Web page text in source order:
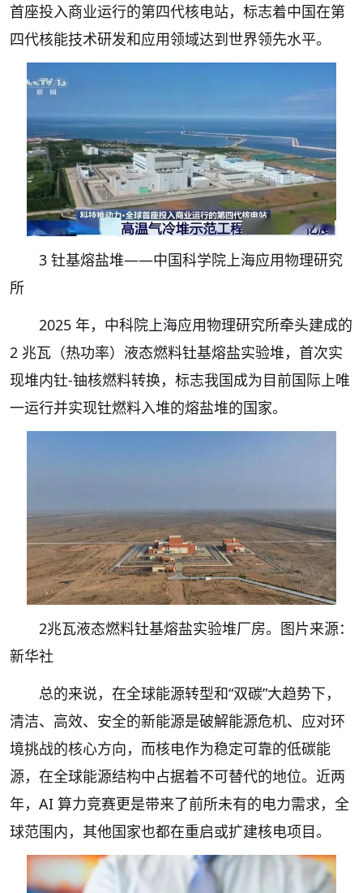
首座投入商业运行的第四代核电站，标志着中国在第
四代核能技术研发和应用领域达到世界领先水平。
3 钍基熔盐堆——中国科学院上海应用物理研究
所
2025 年，中科院上海应用物理研究所牵头建成的
2 兆瓦（热功率）液态燃料钍基熔盐实验堆，首次实
现堆内钍‑铀核燃料转换，标志我国成为目前国际上唯
一运行并实现钍燃料入堆的熔盐堆的国家。
2兆瓦液态燃料钍基熔盐实验堆厂房。图片来源：
新华社
总的来说，在全球能源转型和“双碳”大趋势下，
清洁、高效、安全的新能源是破解能源危机、应对环
境挑战的核心方向，而核电作为稳定可靠的低碳能
源，在全球能源结构中占据着不可替代的地位。近两
年，AI 算力竞赛更是带来了前所未有的电力需求，全
球范围内，其他国家也都在重启或扩建核电项目。